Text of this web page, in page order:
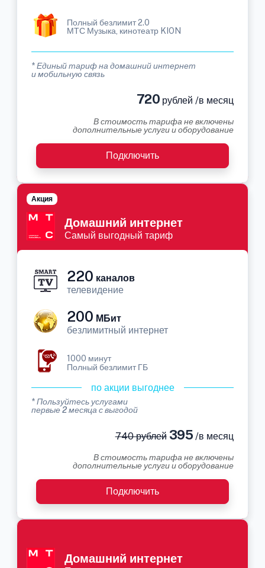
Полный безлимит 2.0
МТС Музыка, кинотеатр KION
* Единый тариф на домашний интернет
и мобильную связь
720 рублей /в месяц
В стоимость тарифа не включены
дополнительные услуги и оборудование
Подключить
Домашний интернет
Самый выгодный тариф
Акция
220 каналов
телевидение
200 МБит
безлимитный интернет
1000 минут
Полный безлимит ГБ
по акции выгоднее
* Пользуйтесь услугами
первые 2 месяца с выгодой
740 рублей395 /в месяц
В стоимость тарифа не включены
дополнительные услуги и оборудование
Подключить
Домашний интернет